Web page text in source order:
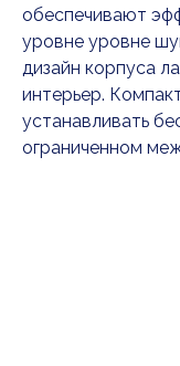
обеспечивают
уровне уровне
дизайн корпуса
интерьер.
устанавливать
ограниченном